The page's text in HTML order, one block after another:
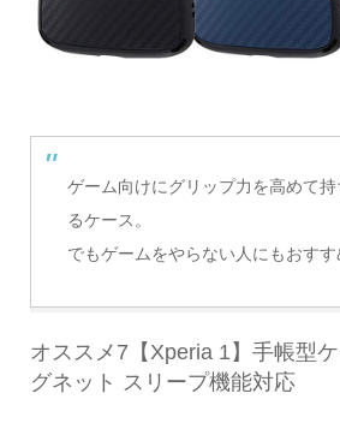
ゲーム向けにグリップ力を高めて
るケース。
でもゲームをやらない人にもおすす
オススメ7【Xperia 1】手帳型
グネット スリープ機能対応